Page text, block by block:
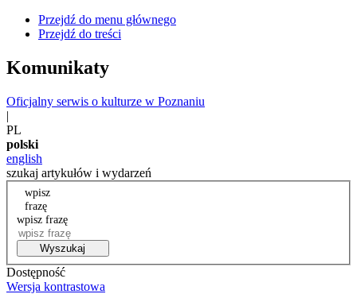
Przejdź do menu głównego
Przejdź do treści
Komunikaty
Oficjalny serwis o kulturze w Poznaniu
|
PL
polski
english
szukaj artykułów i wydarzeń
wpisz
frazę
wpisz frazę
Wyszukaj
Dostępność
Wersja kontrastowa